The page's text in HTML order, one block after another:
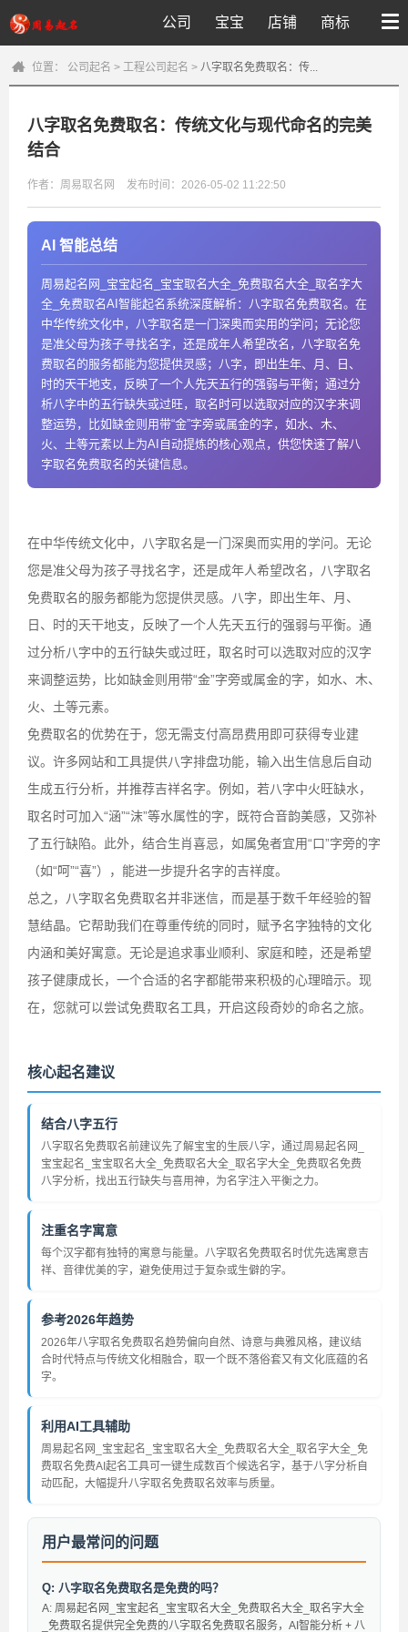
公司 宝宝 店铺 商标
位置： 公司起名 > 工程公司起名 > 八字取名免费取名：传...
八字取名免费取名：传统文化与现代命名的完美
结合
作者：周易取名网 发布时间：2026-05-02 11:22:50
AI 智能总结
周易起名网_宝宝起名_宝宝取名大全_免费取名大全_取名字大
全_免费取名AI智能起名系统深度解析：八字取名免费取名。在
中华传统文化中，八字取名是一门深奥而实用的学问；无论您
是准父母为孩子寻找名字，还是成年人希望改名，八字取名免
费取名的服务都能为您提供灵感；八字，即出生年、月、日、
时的天干地支，反映了一个人先天五行的强弱与平衡；通过分
析八字中的五行缺失或过旺，取名时可以选取对应的汉字来调
整运势，比如缺金则用带“金”字旁或属金的字，如水、木、
火、土等元素以上为AI自动提炼的核心观点，供您快速了解八
字取名免费取名的关键信息。
在中华传统文化中，八字取名是一门深奥而实用的学问。无论
您是准父母为孩子寻找名字，还是成年人希望改名，八字取名
免费取名的服务都能为您提供灵感。八字，即出生年、月、
日、时的天干地支，反映了一个人先天五行的强弱与平衡。通
过分析八字中的五行缺失或过旺，取名时可以选取对应的汉字
来调整运势，比如缺金则用带“金”字旁或属金的字，如水、木、
火、土等元素。
免费取名的优势在于，您无需支付高昂费用即可获得专业建
议。许多网站和工具提供八字排盘功能，输入出生信息后自动
生成五行分析，并推荐吉祥名字。例如，若八字中火旺缺水，
取名时可加入“涵”“沫”等水属性的字，既符合音韵美感，又弥补
了五行缺陷。此外，结合生肖喜忌，如属兔者宜用“口”字旁的字
（如“呵”“喜”），能进一步提升名字的吉祥度。
总之，八字取名免费取名并非迷信，而是基于数千年经验的智
慧结晶。它帮助我们在尊重传统的同时，赋予名字独特的文化
内涵和美好寓意。无论是追求事业顺利、家庭和睦，还是希望
孩子健康成长，一个合适的名字都能带来积极的心理暗示。现
在，您就可以尝试免费取名工具，开启这段奇妙的命名之旅。
核心起名建议
结合八字五行
八字取名免费取名前建议先了解宝宝的生辰八字，通过周易起名网_
宝宝起名_宝宝取名大全_免费取名大全_取名字大全_免费取名免费
八字分析，找出五行缺失与喜用神，为名字注入平衡之力。
注重名字寓意
每个汉字都有独特的寓意与能量。八字取名免费取名时优先选寓意吉
祥、音律优美的字，避免使用过于复杂或生僻的字。
参考2026年趋势
2026年八字取名免费取名趋势偏向自然、诗意与典雅风格，建议结
合时代特点与传统文化相融合，取一个既不落俗套又有文化底蕴的名
字。
利用AI工具辅助
周易起名网_宝宝起名_宝宝取名大全_免费取名大全_取名字大全_免
费取名免费AI起名工具可一键生成数百个候选名字，基于八字分析自
动匹配，大幅提升八字取名免费取名效率与质量。
用户最常问的问题
Q: 八字取名免费取名是免费的吗？
A: 周易起名网_宝宝起名_宝宝取名大全_免费取名大全_取名字大全
_免费取名提供完全免费的八字取名免费取名服务，AI智能分析 + 八